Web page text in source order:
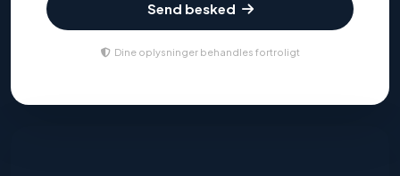
Send besked
Dine oplysninger behandles fortroligt